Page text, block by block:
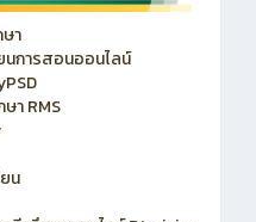
ษา
การสอนออนไลน์
RMS
น